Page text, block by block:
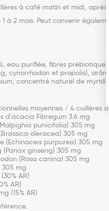
à café matin et midi, après
à 2 mois. Peut convenir
eau purifiée, fibres
cynorrhodon et propolis),
concentré naturel de
moyennes / 4 cuillères
d'acacia Fibregum 3.6 mg
punicifolia) 305 mg
oleracea) 305 mg
(Echinacea purpurea) 305 mg
(Panax ginseng) 305 mg
(Rosa canina) 305 mg
305 mg
AR)
AR)
(15% AR)